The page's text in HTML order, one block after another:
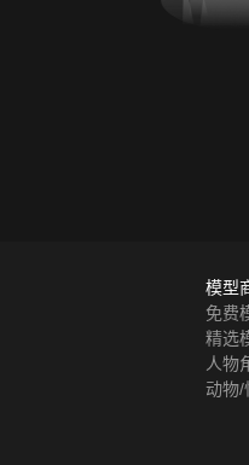
模型
免费
精选
人物
动物/